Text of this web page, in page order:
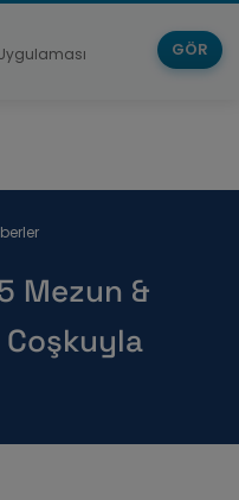
Mezun &
Coşkuyla
GÖR